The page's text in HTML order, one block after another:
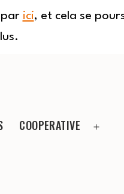
ici, et cela se
COOPERATIVE